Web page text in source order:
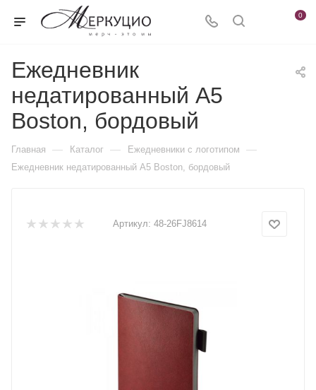
0
Ежедневник
недатированный А5
Boston, бордовый
Главная — Каталог — Ежедневники c логотипом —
Ежедневник недатированный А5 Boston, бордовый
Артикул: 48-26FJ8614